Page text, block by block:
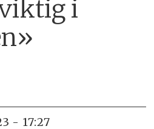
i
- 17:27